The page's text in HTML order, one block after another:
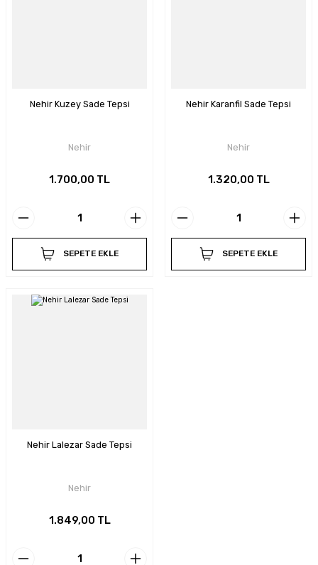
Nehir Kuzey Sade Tepsi
Nehir
1.700,00 TL
SEPETE EKLE
Nehir Karanfil Sade Tepsi
Nehir
1.320,00 TL
SEPETE EKLE
Nehir Lalezar Sade Tepsi
Nehir
1.849,00 TL